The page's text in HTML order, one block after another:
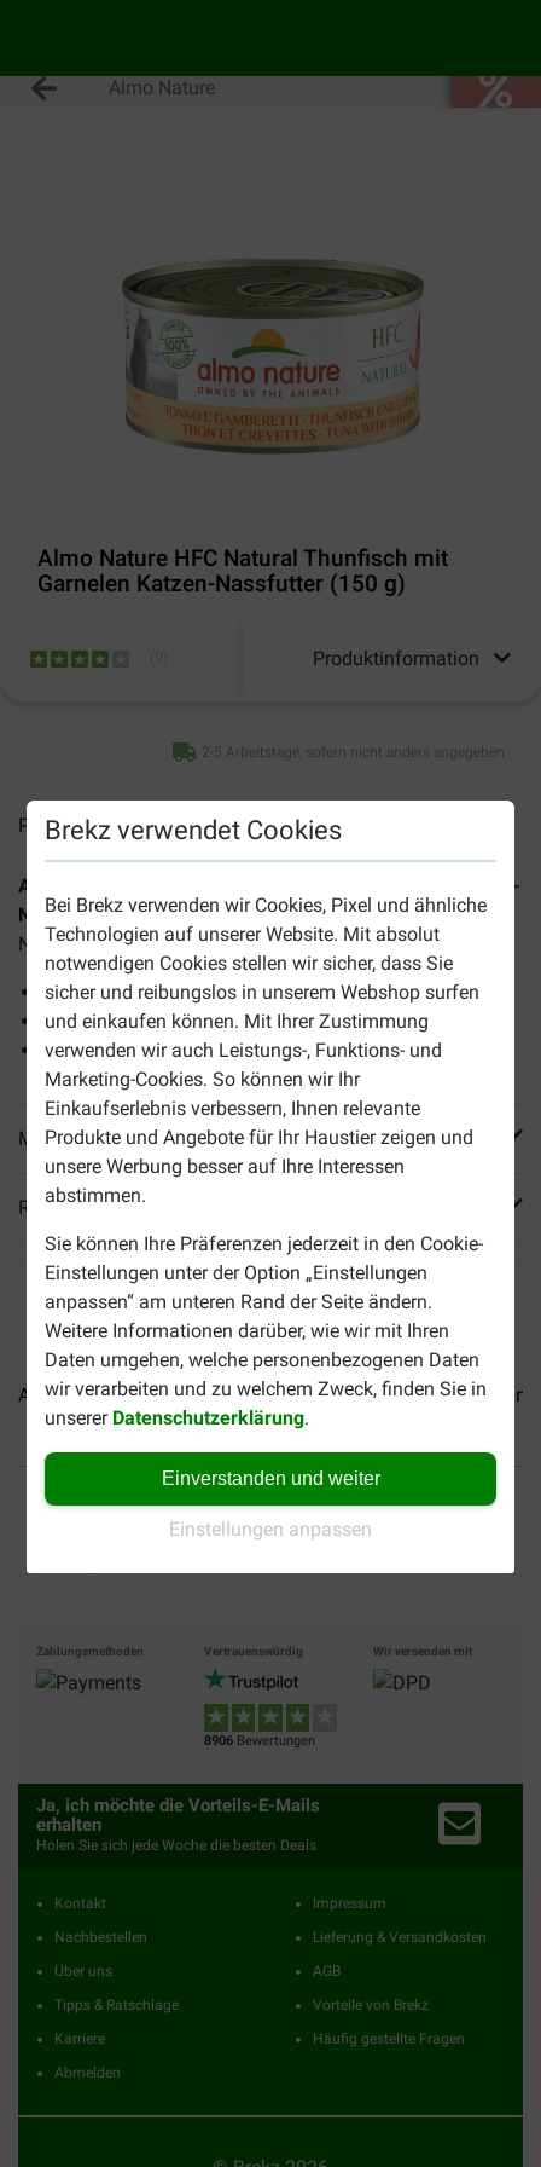
Brekz verwendet Cookies
Bei Brekz verwenden wir Cookies, Pixel und ähnliche
Technologien auf unserer Website. Mit absolut
notwendigen Cookies stellen wir sicher, dass Sie
sicher und reibungslos in unserem Webshop surfen
und einkaufen können. Mit Ihrer Zustimmung
verwenden wir auch Leistungs-, Funktions- und
Marketing-Cookies. So können wir Ihr
Einkaufserlebnis verbessern, Ihnen relevante
Produkte und Angebote für Ihr Haustier zeigen und
unsere Werbung besser auf Ihre Interessen
abstimmen.
Sie können Ihre Präferenzen jederzeit in den Cookie-
Einstellungen unter der Option „Einstellungen
anpassen“ am unteren Rand der Seite ändern.
Weitere Informationen darüber, wie wir mit Ihren
Daten umgehen, welche personenbezogenen Daten
wir verarbeiten und zu welchem Zweck, finden Sie in
unserer Datenschutzerklärung.
Einverstanden und weiter
Einstellungen anpassen
Almo Nature
Almo Nature HFC Natural Thunfisch mit
Garnelen Katzen-Nassfutter (150 g)
Produktinformation
2-5 Arbeitstage, sofern nicht anders angegeben
Preise inkl. MwSt zzgl.Versandkosten
Almo Nature HFC Natural Thunfisch mit Garnelen Katzen-
Nassfutter (150 g)ist ein hochwertiges, anfüllendes
Nassfutter für ausgewachsene Katzen aller Rassen.
Herrliche, natürliche Mahlzeit mit viel Fleisch
Mit hochwertigen HFC Zutaten
Serviert in einer nahrhaften Brühe
Mehr Produktinfos
Reviews
Almo Nature HFC Natural... Almo Nature HFC Jelly...
Bis 30% günstiger Sicher bezahlen
Versandkostenfrei ab 69
Zahlungsmethoden Vertrauenswürdig
8906 Bewertungen
Wir versenden mit
Ja, ich möchte die Vorteils-E-Mails
erhalten
Holen Sie sich jede Woche die besten Deals
Kontakt
Nachbestellen
Über uns
Tipps & Ratschlage
Karriere
Abmelden
Impressum
Lieferung & Versandkosten
AGB
Vorteile von Brekz
Häufig gestellte Fragen